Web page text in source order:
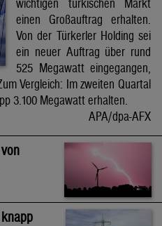
wichtigen türkischen Markt
einen Großauftrag erhalten.
Von der Türkerler Holding sei
ein neuer Auftrag über rund
525 Megawatt eingegangen,
Vergleich: Im zweiten Quartal
3.100 Megawatt erhalten.
APA/dpa-AFX